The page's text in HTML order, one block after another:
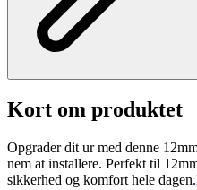
Kort om produktet
Opgrader dit ur med denne
nem at installere. Perfekt til
sikkerhed og komfort hele dagen.